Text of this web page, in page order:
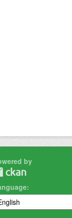
by